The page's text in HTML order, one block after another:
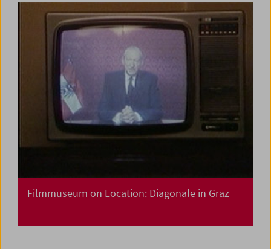
Filmmuseum on Location: Diagonale in Graz